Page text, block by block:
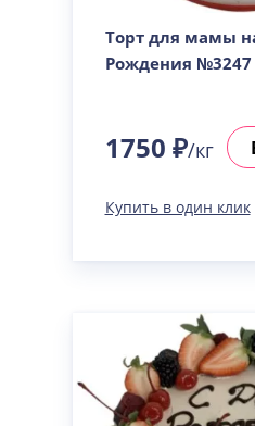
Торт для мамы
Рождения №3247
1750 ₽/кг
Купить в один клик